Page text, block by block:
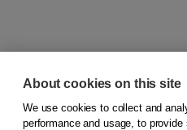
© 2026Koninklijke Boom
About cookies on this site
We use cookies to collect and
performance and usage, to